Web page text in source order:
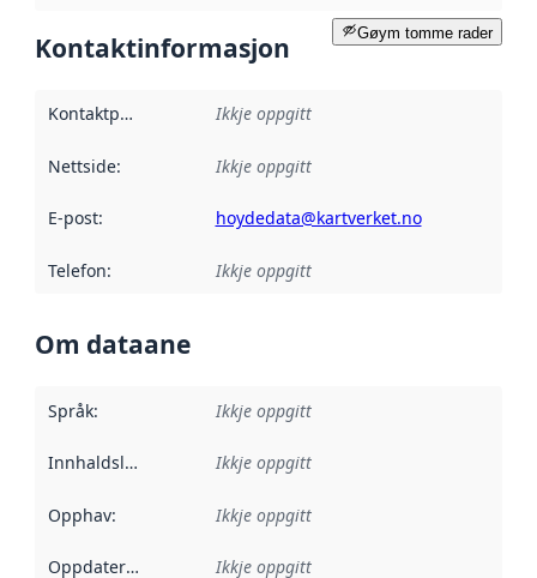
Gøym tomme rader
Kontaktinformasjon
Kontaktpunkt Ikkje oppgitt
Nettside: Ikkje oppgitt
E-post: hoydedata@kartverket.no
Telefon: Ikkje oppgitt
Om dataane
Språk: Ikkje oppgitt
Innhaldsleverandørar :
Ikkje oppgitt
Opphav: Ikkje oppgitt
Oppdateringsfrekvens :
Ikkje oppgitt